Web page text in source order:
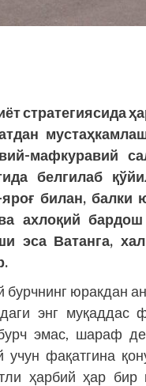
стратегиясида
мафкуравий
белгилаб
билан, балки
ахлоқий
эса Ватанга,
бурчнинг юракдан
энг
эмас, шараф
фақатгина
ҳарбий ҳар